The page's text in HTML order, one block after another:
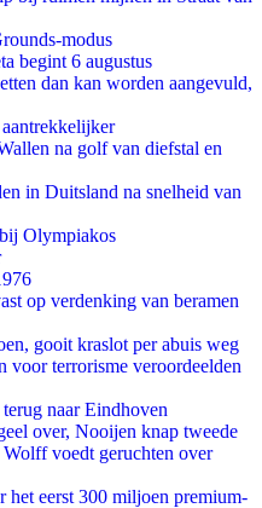
modus
begint 6 augustus
dan kan worden aangevuld,
na golf van diefstal en
in Duitsland na snelheid van
Olympiakos
op verdenking van beramen
gooit kraslot per abuis weg
voor terrorisme veroordeelden
naar Eindhoven
over, Nooijen knap tweede
voedt geruchten over
eerst 300 miljoen premium-